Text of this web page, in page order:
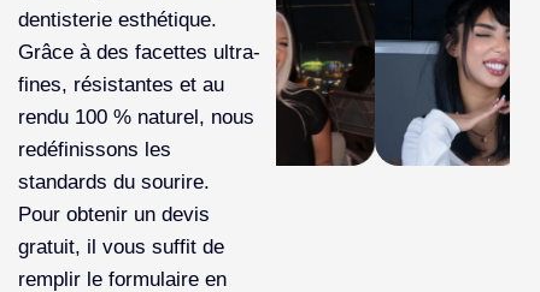
dentisterie esthétique.
Grâce à des facettes ultra-
fines, résistantes et au
rendu 100 % naturel, nous
redéfinissons les
standards du sourire.
Pour obtenir un devis
gratuit, il vous suffit de
remplir le formulaire en